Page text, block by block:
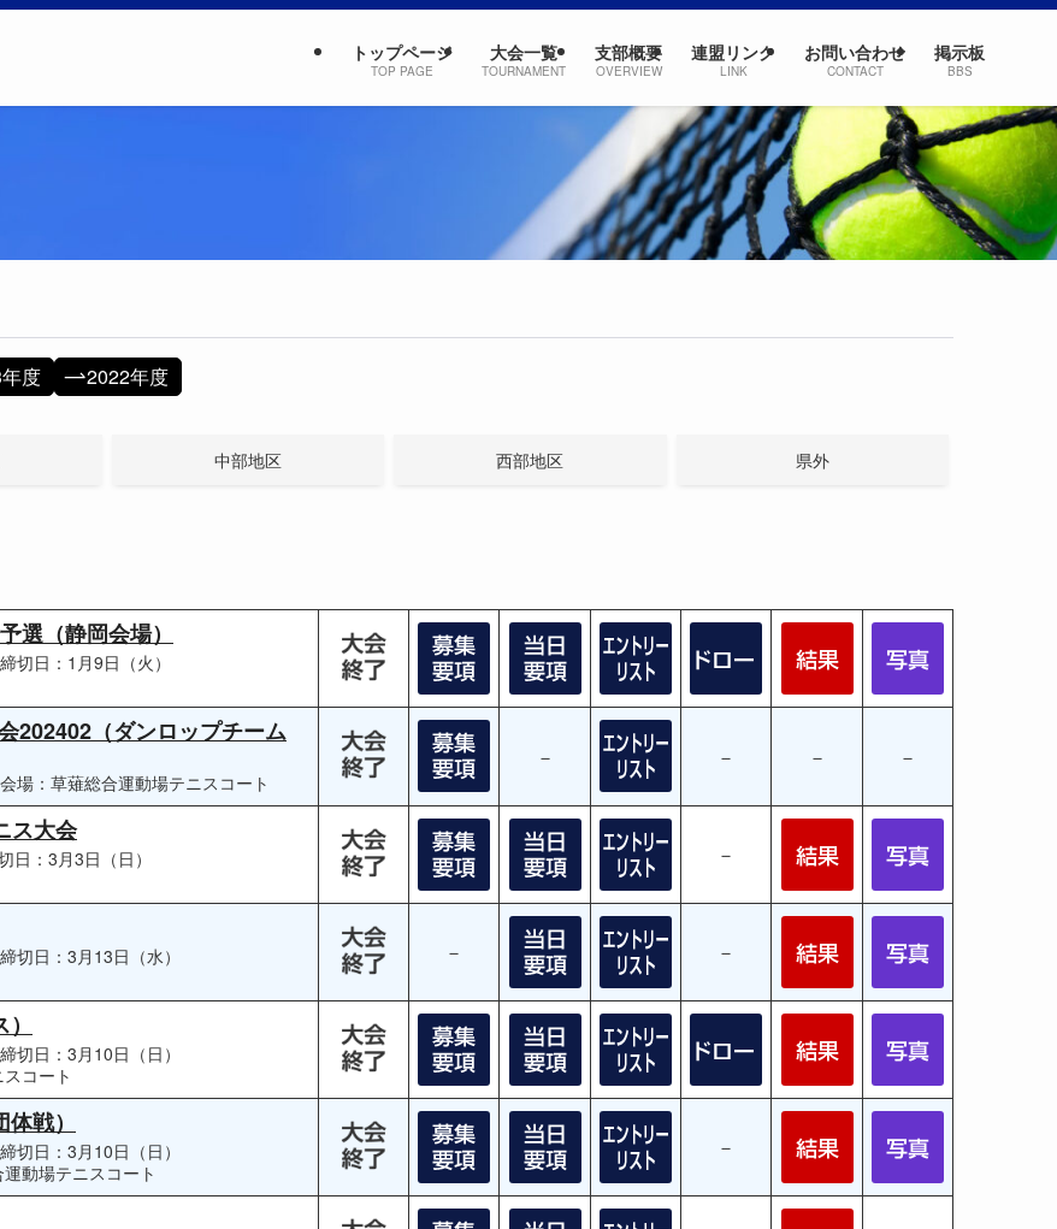
トップページ
TOP PAGE
大会一覧
TOURNAMENT
支部概要
OVERVIEW
連盟リンク
LINK
お問い合わせ
CONTACT
掲示板
BBS
度 2022年度
中部地区 西部地区 県外
選（静岡会場）
締切日：1月9日（火）
202402（ダンロップチーム
会場：草薙総合運動場テニスコート
－ － － －
ス大会
日：3月3日（日）
－
締切日：3月13日（水）
－ －
締切日：3月10日（日）
コート
戦）
締切日：3月10日（日）
動場テニスコート
－